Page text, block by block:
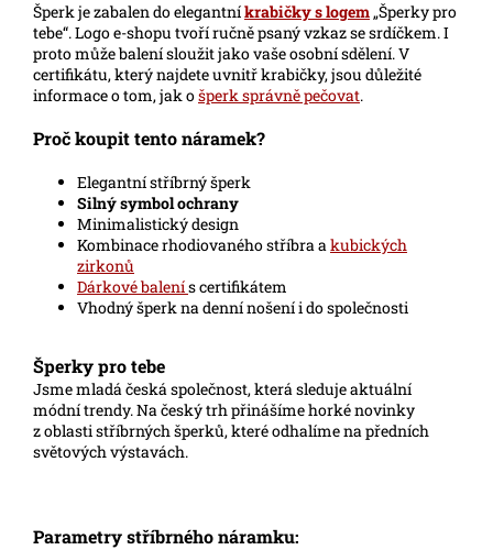
Šperk je zabalen do elegantníkrabičky s logem„Šperky pro
tebe“. Logo e-shopu tvoří ručně psaný vzkaz se srdíčkem. I
proto může balení sloužit jako vaše osobní sdělení. V
certifikátu, který najdete uvnitř krabičky, jsou důležité
informace o tom, jak ošperk správně pečovat.
Proč koupit tento náramek?
Elegantní stříbrný šperk
Silný symbol ochrany
Minimalistický design
Kombinace rhodiovaného stříbra akubických
zirkonů
Dárkové balenís certifikátem
Vhodný šperk na denní nošení i do společnosti
Šperky pro tebe
Jsme mladá česká společnost, která sleduje aktuální
módní trendy. Na český trh přinášíme horké novinky
z oblasti stříbrných šperků, které odhalíme na předních
světových výstavách.
Parametry stříbrného náramku: